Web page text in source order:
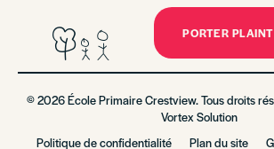
PORTER
© 2026 École Primaire Crestview. Tous droits
Vortex Solution
Politique de confidentialité
Plan du site